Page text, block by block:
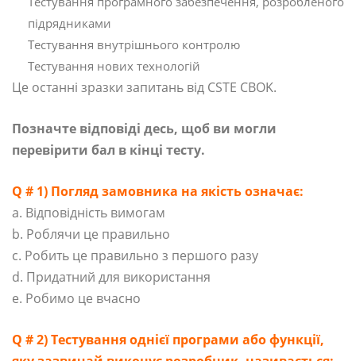
підрядниками
Тестування внутрішнього контролю
Тестування нових технологій
Це останні зразки запитань від CSTE CBOK.
Позначте відповіді десь, щоб ви могли
перевірити бал в кінці тесту.
Q # 1) Погляд замовника на якість означає:
a. Відповідність вимогам
b. Роблячи це правильно
c. Робить це правильно з першого разу
d. Придатний для використання
e. Робимо це вчасно
Q # 2) Тестування однієї програми або функції,